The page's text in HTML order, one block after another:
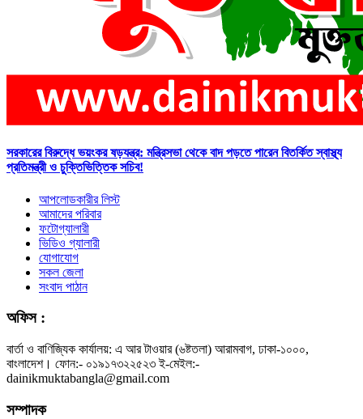
সরকারের বিরুদ্ধে ভয়ংকর ষড়যন্ত্র: মন্ত্রিসভা থেকে বাদ পড়তে পারেন বিতর্কিত স্বাস্থ্য
প্রতিমন্ত্রী ও চুক্তিভিত্তিক সচিব!
আপলোডকারীর লিস্ট
আমাদের পরিবার
ফটোগ্যালারী
ভিডিও গ্যালারী
যোগাযোগ
সকল জেলা
সংবাদ পাঠান
অফিস :
বার্তা ও বাণিজ্যিক কার্যালয়: এ আর টাওয়ার (৬ষ্টতলা) আরামবাগ, ঢাকা-১০০০,
বাংলাদেশ। ফোন:- ০১৯১৭৩২২৫২৩ ই-মেইল:-
dainikmuktabangla@gmail.com
সম্পাদক